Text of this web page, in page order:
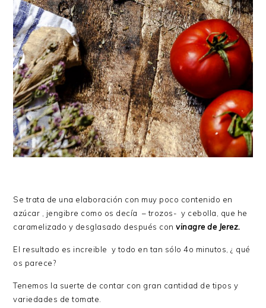
Se trata de una elaboración con muy poco contenido en
azúcar , jengibre como os decía – trozos- y cebolla, que he
caramelizado y desglasado después con vinagre de Jerez.
El resultado es increible y todo en tan sólo 4o minutos, ¿ qué
os parece?
Tenemos la suerte de contar con gran cantidad de tipos y
variedades de tomate.